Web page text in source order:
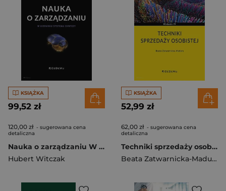
KSIĄŻKA
99,52 zł
120,00 zł - sugerowana cena
detaliczna
Nauka o zarządzaniu W kierunku systemu syntezy
Hubert Witczak
KSIĄŻKA
52,99 zł
62,00 zł - sugerowana cena
detaliczna
Techniki sprzedaży osobistej
Beata Zatwarnicka-Madura